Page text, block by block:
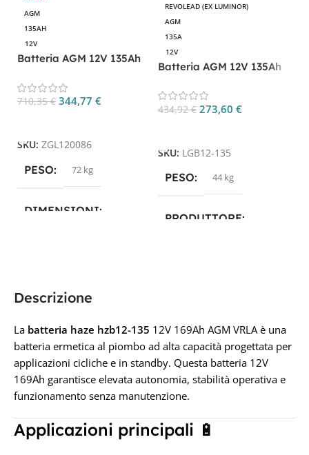
Descrizione
La batteria haze hzb12-135 12V 169Ah AGM VRLA è una
batteria ermetica al piombo ad alta capacità progettata per
applicazioni cicliche e in standby. Questa batteria 12V
169Ah garantisce elevata autonomia, stabilità operativa e
funzionamento senza manutenzione.
Applicazioni principali 🔋
AGM
135AH
12V
Batteria AGM 12V 135Ah
Nautica e Camper
710,35€ 344,77 €
SKU: ZGL120086
PESO 72 kg
DIMENSIONI
TECNOLOGIA AGM
CAPACITÀ IN AH
135Ah
REVOLEAD (EX LUMINOR)
AGM
135A
12V
Batteria AGM 12V 135Ah
nautica e UPS
434,92€ 273,60 €
SKU: LGB12-135
PESO 44 kg
PRODUTTORE
CAPACITÀ IN AH
135A
TENSIONE IN VOLT